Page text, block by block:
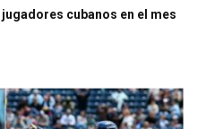
cubanos en el mes